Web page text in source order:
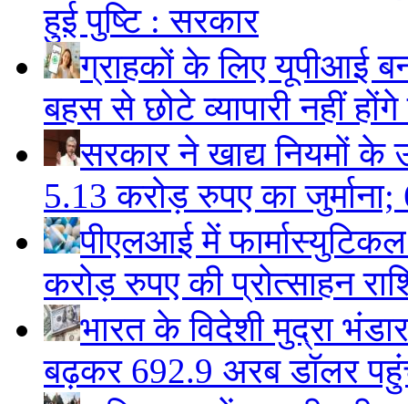
हुई पुष्टि : सरकार
ग्राहकों के लिए यूपीआई
बहस से छोटे व्यापारी नहीं
सरकार ने खाद्य नियमों
5.13 करोड़ रुपए का
पीएलआई में
करोड़ रुपए की प्रोत्साहन
भारत के विदेशी मुद्रा
बढ़कर 692.9 अरब डॉलर